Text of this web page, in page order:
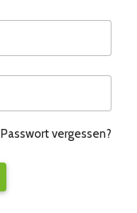
Passwort vergessen?